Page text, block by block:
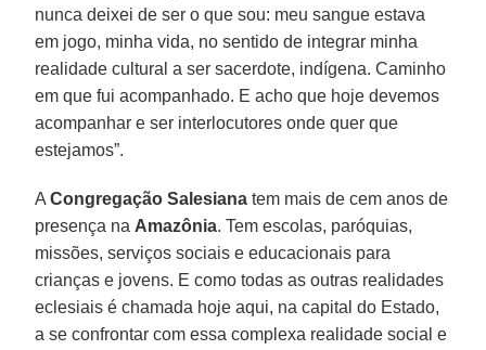
nunca deixei de ser o que sou: meu sangue estava
em jogo, minha vida, no sentido de integrar minha
realidade cultural a ser sacerdote, indígena. Caminho
em que fui acompanhado. E acho que hoje devemos
acompanhar e ser interlocutores onde quer que
estejamos”.
ACongregação Salesiana tem mais de cem anos de
presença na Amazônia. Tem escolas, paróquias,
missões, serviços sociais e educacionais para
crianças e jovens. E como todas as outras realidades
eclesiais é chamada hoje aqui, na capital do Estado,
a se confrontar com essa complexa realidade social e